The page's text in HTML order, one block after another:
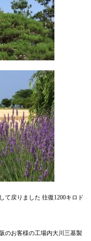
て戻りました 往復1200キロド
のお客様の工場内大川三基製